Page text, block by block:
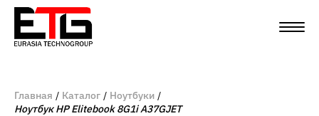
Главная Каталог
Ноутбуки
Ноутбук HP Elitebook 8G1i A37GJET